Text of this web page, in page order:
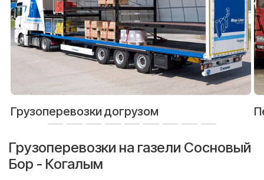
Грузоперевозки догрузом
Грузоперевозки на газели Сосновый
Бор - Когалым